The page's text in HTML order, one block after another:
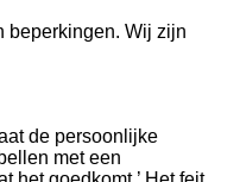
beperkingen. Wij zijn
de persoonlijke
met een